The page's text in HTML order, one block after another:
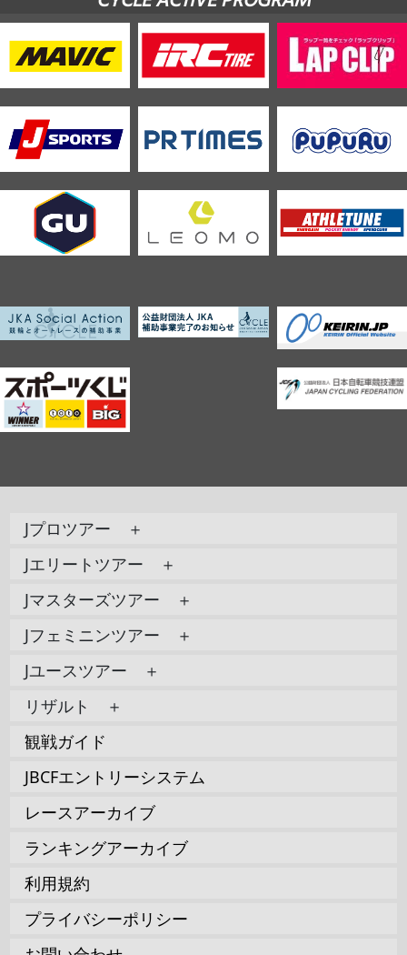
Jプロツアー ＋
Jエリートツアー ＋
Jマスターズツアー ＋
Jフェミニンツアー ＋
Jユースツアー ＋
リザルト ＋
観戦ガイド
JBCFエントリーシステム
レースアーカイブ
ランキングアーカイブ
利用規約
プライバシーポリシー